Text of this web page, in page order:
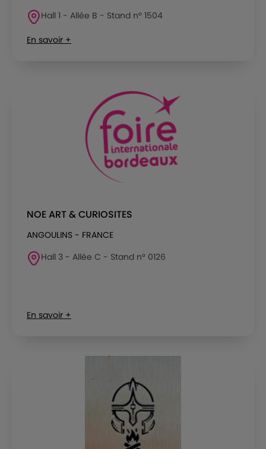
Hall 1 - Allée B - Stand n° 1504
En savoir +
NOE ART & CURIOSITES
ANGOULINS - FRANCE
Hall 3 - Allée C - Stand n° 0126
En savoir +